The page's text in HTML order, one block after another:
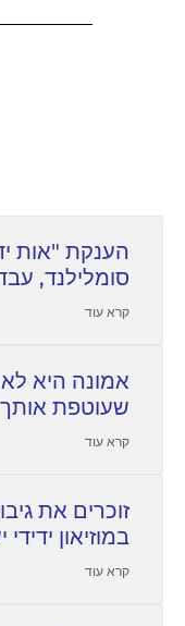
הענקת "אות
סומלילנד,
קרא עוד
אמונה היא
שעוטפת אותך
קרא עוד
זוכרים את
במוזיאון
קרא עוד